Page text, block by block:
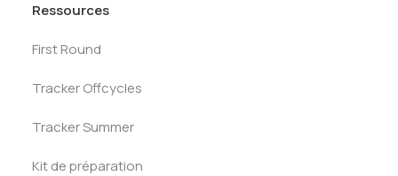
Ressources
First Round
Tracker Offcycles
Tracker Summer
Kit de préparation